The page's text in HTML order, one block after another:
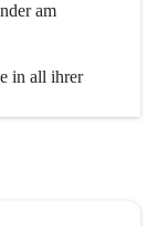
am
in all ihrer